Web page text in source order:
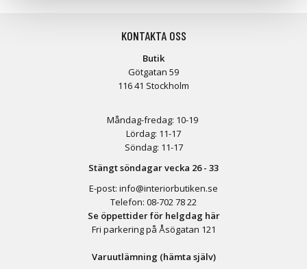
KONTAKTA OSS
Butik
Götgatan 59
116 41 Stockholm
Måndag-fredag: 10-19
Lördag: 11-17
Söndag: 11-17
Stängt söndagar vecka 26 - 33
E-post: info@interiorbutiken.se
Telefon: 08-702 78 22
Se öppettider för helgdag här
Fri parkering på Åsögatan 121
Varuutlämning (hämta själv)